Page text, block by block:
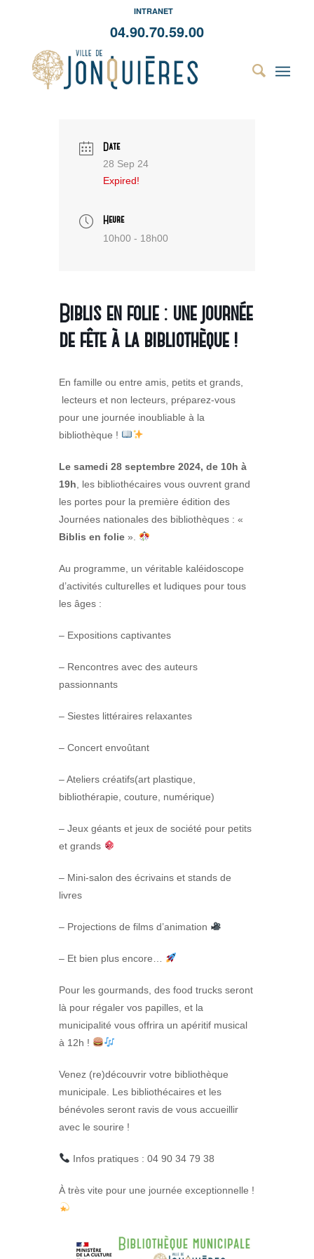
INTRANET
04.90.70.59.00
Date
28 Sep 24
Expired!
Heure
10h00 - 18h00
Biblis en folie : une journée
de fête à la bibliothèque !
En famille ou entre amis, petits et grands,
lecteurs et non lecteurs, préparez-vous
pour une journée inoubliable à la
bibliothèque !
Le samedi 28 septembre 2024, de 10h à
19h , les bibliothécaires vous ouvrent grand
les portes pour la première édition des
Journées nationales des bibliothèques : «
Biblis en folie ».
Au programme, un véritable kaléidoscope
d’activités culturelles et ludiques pour tous
les âges :
– Expositions captivantes
– Rencontres avec des auteurs
passionnants
– Siestes littéraires relaxantes
– Concert envoûtant
– Ateliers créatifs(art plastique,
bibliothérapie, couture, numérique)
– Jeux géants et jeux de société pour petits
et grands
– Mini-salon des écrivains et stands de
livres
– Projections de films d’animation
– Et bien plus encore…
Pour les gourmands, des food trucks seront
là pour régaler vos papilles, et la
municipalité vous offrira un apéritif musical
à 12h !
Venez (re)découvrir votre bibliothèque
municipale. Les bibliothécaires et les
bénévoles seront ravis de vous accueillir
avec le sourire !
Infos pratiques : 04 90 34 79 38
À très vite pour une journée exceptionnelle !